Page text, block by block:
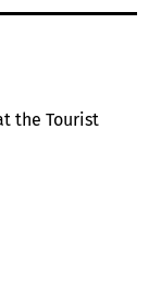
the Tourist